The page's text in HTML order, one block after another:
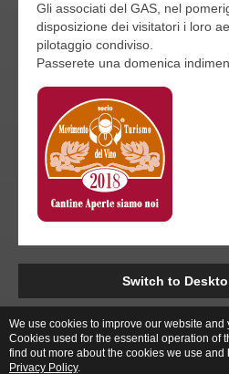
Gli associati del GAS, nel
disposizione dei visitatori i loro
pilotaggio condiviso.
Passerete una domenica
Switch to
Build with HTML5 and
Copyright © 2013 Tenuta
We use cookies to improve our website
Cookies used for the essential operation of
find out more about the cookies we use
Privacy Policy.